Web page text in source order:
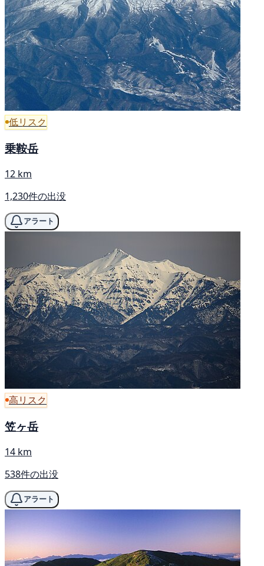
低リスク
乗鞍岳
12 km
1,230件の出没
アラート
高リスク
笠ヶ岳
14 km
538件の出没
アラート